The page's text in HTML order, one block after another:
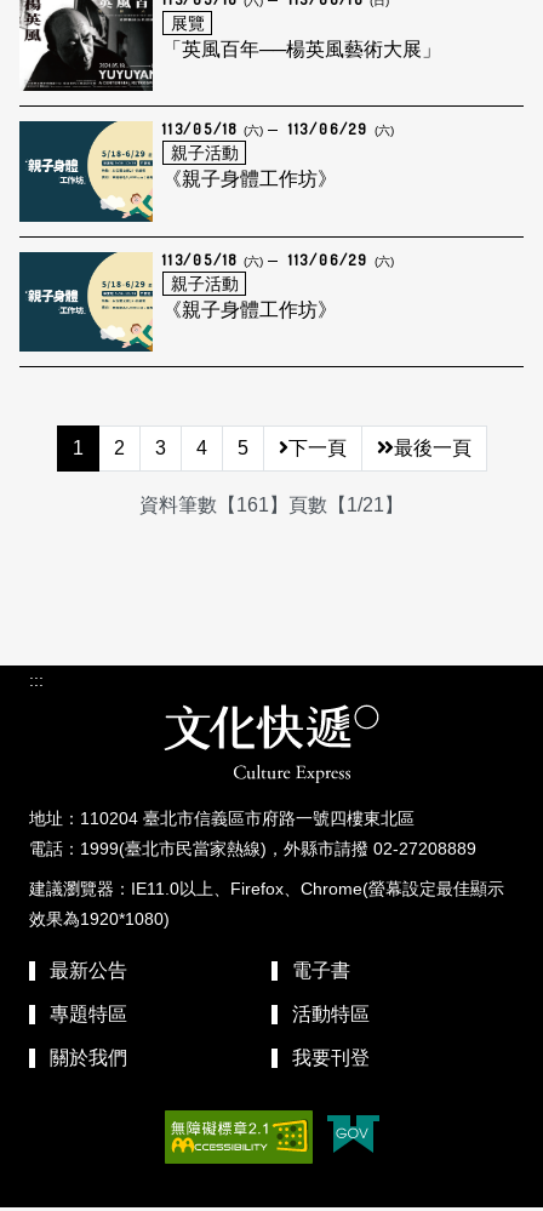
展覽
「英風百年──楊英風藝術大展」
113/05/18 (六) 113/06/29 (六)
親子活動
《親子身體工作坊》
113/05/18 (六) 113/06/29 (六)
親子活動
《親子身體工作坊》
1 2 3 4 5 下一頁 最後一頁
資料筆數【161】頁數【1/21】
:::
地址：110204 臺北市信義區市府路一號四樓東北區
電話：1999(臺北市民當家熱線)，外縣市請撥 02-27208889
建議瀏覽器：IE11.0以上、Firefox、Chrome(螢幕設定最佳顯示
效果為1920*1080)
最新公告 電子書
專題特區 活動特區
關於我們 我要刊登